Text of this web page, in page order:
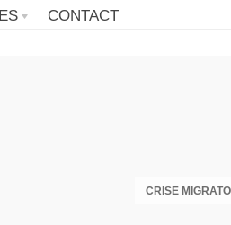
CONTACT